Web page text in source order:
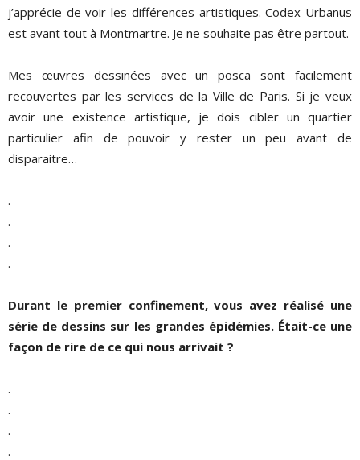
j’apprécie de voir les différences artistiques. Codex Urbanus
est avant tout à Montmartre. Je ne souhaite pas être partout.
Mes œuvres dessinées avec un posca sont facilement
recouvertes par les services de la Ville de Paris. Si je veux
avoir une existence artistique, je dois cibler un quartier
particulier afin de pouvoir y rester un peu avant de
disparaitre…
.
.
.
.
Durant le premier confinement, vous avez réalisé une
série de dessins sur les grandes épidémies. Était-ce une
façon de rire de ce qui nous arrivait ?
.
.
.
.